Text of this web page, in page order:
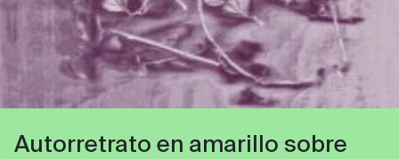
Autorretrato en amarillo sobre